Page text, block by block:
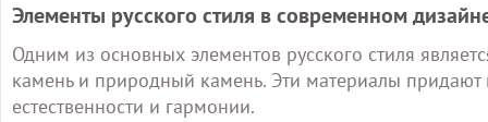
Элементы русского стиля в современном
Одним из основных элементов русского стиля
камень и природный камень. Эти материалы
естественности и гармонии.